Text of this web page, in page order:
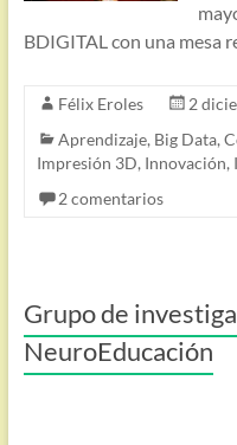
BDIGITAL con una mesa
Félix Eroles
2
Aprendizaje, Big Data,
Impresión 3D, Innovación,
2 comentarios
Grupo de
NeuroEducación